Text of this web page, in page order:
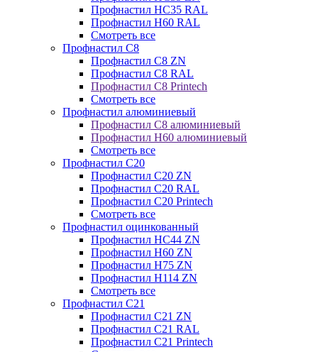
Профнастил НС35 RAL
Профнастил Н60 RAL
Смотреть все
Профнастил C8
Профнастил С8 ZN
Профнастил С8 RAL
Профнастил С8 Printech
Смотреть все
Профнастил алюминиевый
Профнастил С8 алюминиевый
Профнастил Н60 алюминиевый
Смотреть все
Профнастил C20
Профнастил С20 ZN
Профнастил С20 RAL
Профнастил С20 Printech
Смотреть все
Профнастил оцинкованный
Профнастил НС44 ZN
Профнастил Н60 ZN
Профнастил Н75 ZN
Профнастил Н114 ZN
Смотреть все
Профнастил C21
Профнастил С21 ZN
Профнастил С21 RAL
Профнастил С21 Printech